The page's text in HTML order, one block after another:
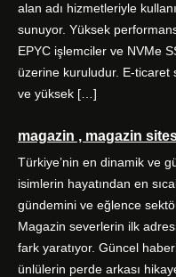
alan adı hizmetleriyle
sunuyor. Yüksek
EPYC işlemciler ve NVMe
üzerine kuruludur. E-
ve yüksek […]
magazin , magazin
Türkiye’nin en dinamik ve
isimlerin hayatından en
gündemini ve eğlence
Magazin severlerin ilk
fark yaratıyor. Güncel
ünlülerin perde arkası